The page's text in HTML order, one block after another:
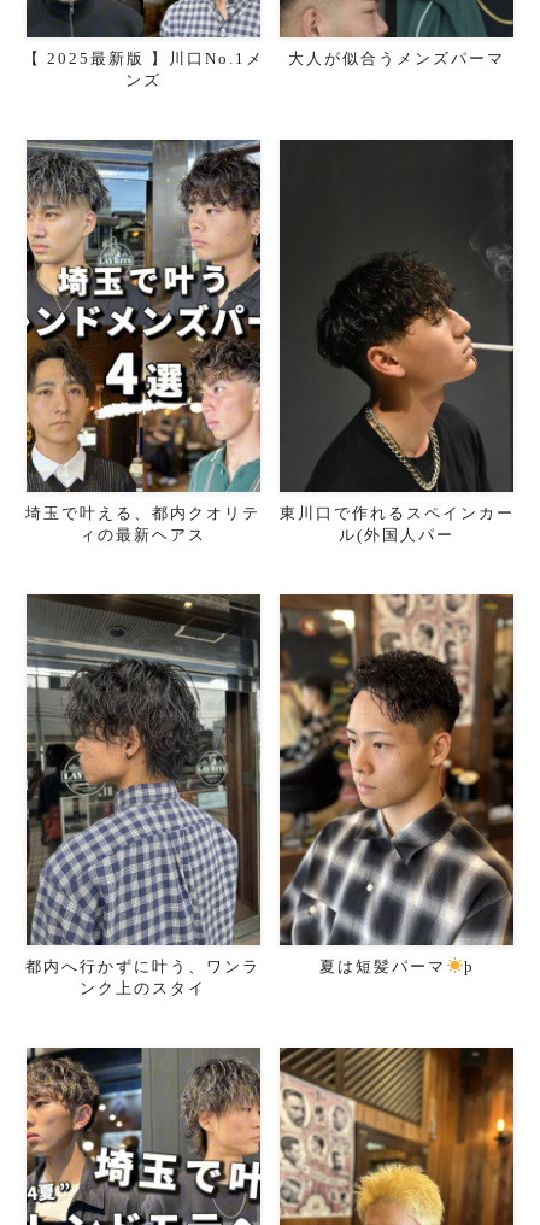
【 2025最新版 】川口No.1メ
ンズ
大人が似合うメンズパーマ
埼玉で叶える、都内クオリテ
ィの最新ヘアス
東川口で作れるスペインカー
ル(外国人パー
都内へ行かずに叶う、ワンラ
ンク上のスタイ
夏は短髪パーマ þ